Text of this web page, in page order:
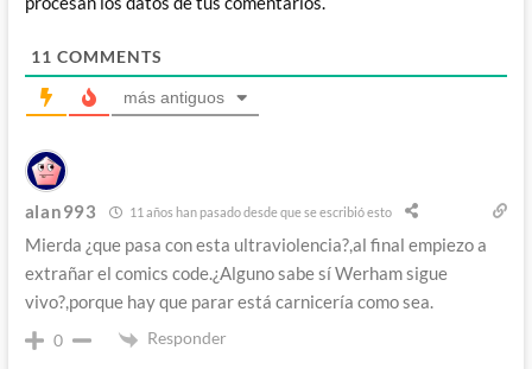
11 COMMENTS
más antiguos
alan993 11 años han pasado desde que se escribió esto
Mierda ¿que pasa con esta ultraviolencia?,al final empiezo a
extrañar el comics code.¿Alguno sabe sí Werham sigue
vivo?,porque hay que parar está carnicería como sea.
0 Responder